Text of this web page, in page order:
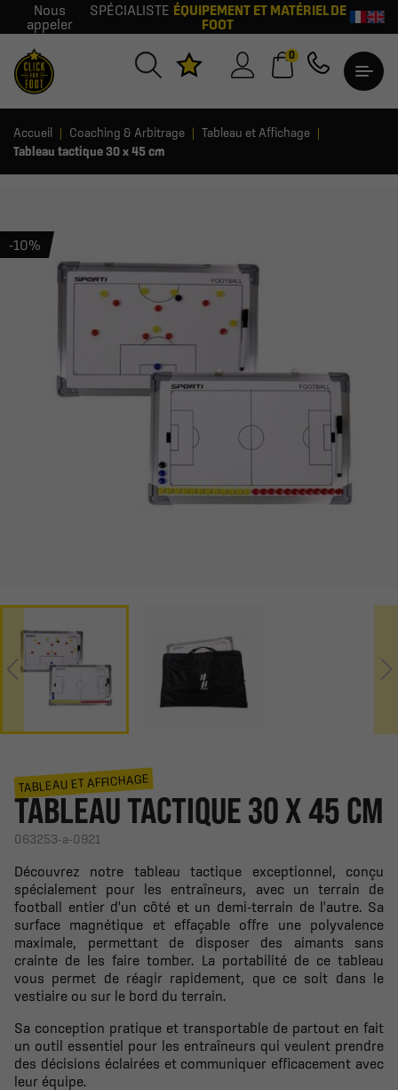
Nous
appeler
SPÉCIALISTE ÉQUIPEMENT ET MATÉRIEL DE
FOOT
0
Accueil Coaching & Arbitrage
Tableau et Affichage
Tableau tactique 30 x 45 cm
-10%
TABLEAU ET AFFICHAGE
TABLEAU TACTIQUE 30 X 45 CM
063253-a-0921
Découvrez notre tableau tactique exceptionnel, conçu
spécialement pour les entraîneurs, avec un terrain de
football entier d'un côté et un demi-terrain de l'autre. Sa
surface magnétique et effaçable offre une polyvalence
maximale, permettant de disposer des aimants sans
crainte de les faire tomber. La portabilité de ce tableau
vous permet de réagir rapidement, que ce soit dans le
vestiaire ou sur le bord du terrain.
Sa conception pratique et transportable de partout en fait
un outil essentiel pour les entraîneurs qui veulent prendre
des décisions éclairées et communiquer efficacement avec
leur équipe.